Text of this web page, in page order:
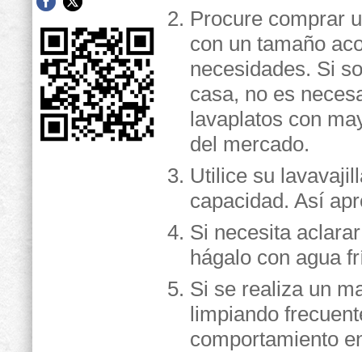
Procure comprar
con un tamaño
necesidades. Si
casa, no es
lavaplatos con
del mercado.
Utilice su
capacidad. Así
Si necesita
hágalo con agua
Si se realiza un
limpiando
comportamiento